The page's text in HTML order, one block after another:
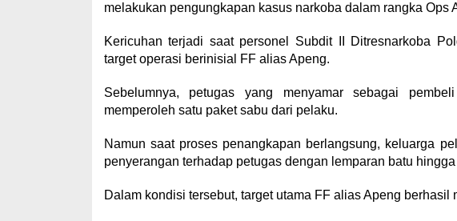
melakukan pengungkapan kasus narkoba dalam rangka Ops
Kericuhan terjadi saat personel Subdit II Ditresnarkoba
target operasi berinisial FF alias Apeng.
Sebelumnya, petugas yang menyamar sebagai
memperoleh satu paket sabu dari pelaku.
Namun saat proses penangkapan berlangsung, keluarga
penyerangan terhadap petugas dengan lemparan batu
Dalam kondisi tersebut, target utama FF alias Apeng berhasil